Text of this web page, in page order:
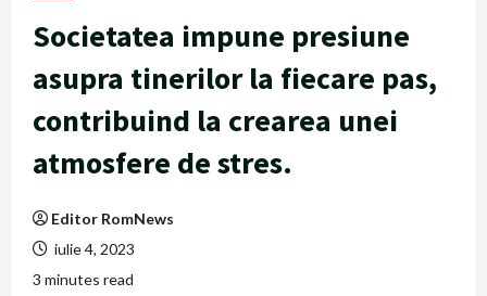
Societatea impune presiune
asupra tinerilor la fiecare pas,
contribuind la crearea unei
atmosfere de stres.
Editor RomNews
iulie 4, 2023
3 minutes read